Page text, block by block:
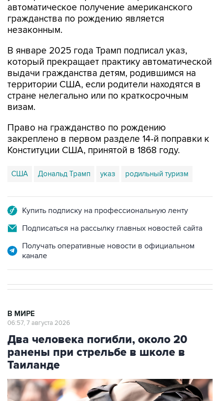
незаконным.
В январе 2025 года Трамп подписал указ,
выдачи гражданства детям, родившимся на
территории США, если родители находятся в
стране нелегально или по краткосрочным
визам.
Право на гражданство по рождению
Конституции США, принятой в 1868 году.
США Дональд Трамп указ родильный туризм
Подписаться на рассылку главных новостей сайта
Получать оперативные новости в официальном
Два человека погибли, около 20
ранены при стрельбе в школе в
Таиланде